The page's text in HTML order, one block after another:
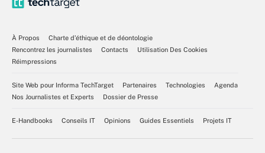
À Propos
Charte d’éthique et de déontologie
Rencontrez les journalistes
Contacts
Utilisation Des Cookies
Réimpressions
Site Web pour Informa TechTarget Partenaires Technologies
Agenda
Nos Journalistes et Experts
Dossier de Presse
E-Handbooks Conseils IT Opinions Guides Essentiels Projets IT